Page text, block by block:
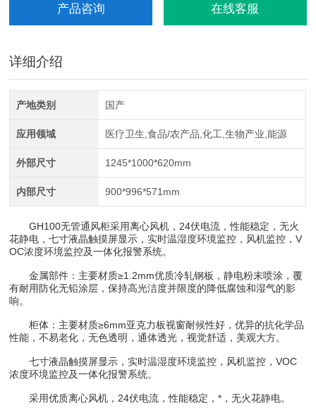
产品咨询 在线客服
详细介绍
产地类别 国产
应用领域 医疗卫生,食品/农产品,化工,生物产业,能源
外部尺寸 1245*1000*620mm
内部尺寸 900*996*571mm
GH100无管通风柜采用离心风机，24伏电流，性能稳定，无火
花静电，七寸液晶触摸屏显示，实时温湿度环境监控，风机监控，V
OC浓度环境监控及一体化报警系统。
金属部件：主要材质≥1.2mm优质冷轧钢板，静电粉末喷涂，覆
有耐用防化无铅涂层，保持高光洁度并限度的降低腐蚀和湿气的影
响。
柜体：主要材质≥6mm亚克力板视窗耐候性好，优异的抗化学品
性能，不易老化，无色透明，通体透光，视觉舒适，美观大方。
七寸液晶触摸屏显示，实时温湿度环境监控，风机监控，VOC
浓度环境监控及一体化报警系统。
采用优质离心风机，24伏电流，性能稳定，*，无火花静电。